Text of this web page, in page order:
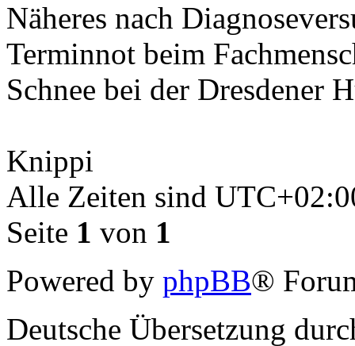
Näheres nach
Terminnot beim
Schnee bei der Dresdener
Knippi
Alle Zeiten sind
Seite 1 von 1
Powered by phpBB®
Deutsche Übersetzung